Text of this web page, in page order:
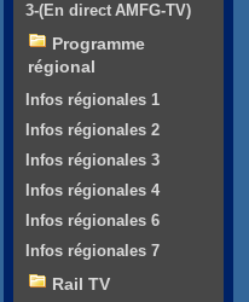
3-(En direct AMFG-TV)
Programme
régional
Infos régionales 1
Infos régionales 2
Infos régionales 3
Infos régionales 4
Infos régionales 6
Infos régionales 7
Rail TV